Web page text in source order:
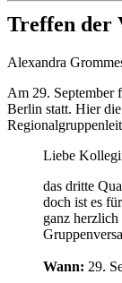
Treffen der
Alexandra
Am 29. September
Berlin statt. Hier
Liebe
das dritte
doch ist es
ganz herzlich
Wann: 29.